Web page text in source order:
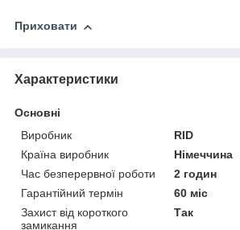
Приховати
Характеристики
Основні
Виробник
RID
Країна виробник
Німеччина
Час безперервної роботи
2 годин
Гарантійний термін
60 міс
Захист від короткого
замикання
Так